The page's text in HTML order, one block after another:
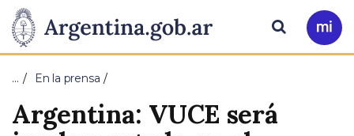
Presidencia
de
Pasar al contenido principal
Ir
a
Buscar
… En la prensa
Argentina: VUCE será